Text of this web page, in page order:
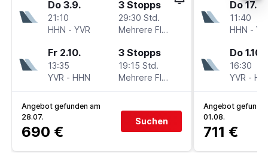
Do 3.9.
21:10
HHN - YVR
3 Stopps
29:30 Std.
Mehrere Fluglinien
Fr 2.10.
13:35
YVR - HHN
3 Stopps
19:15 Std.
Mehrere Fluglinien
Angebot gefunden am
28.07.
690 €
Suchen
Do 17.9.
11:40
HHN -
Do 1.10.
16:30
YVR -
Angebot
01.08.
711 €